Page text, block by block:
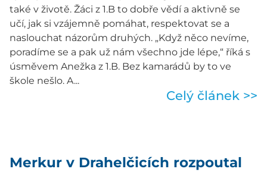
také v životě. Žáci z 1.B to dobře vědí a aktivně se
učí, jak si vzájemně pomáhat, respektovat se a
naslouchat názorům druhých. „Když něco nevíme,
poradíme se a pak už nám všechno jde lépe,“ říká s
úsměvem Anežka z 1.B. Bez kamarádů by to ve
škole nešlo. A...
Celý článek >>
Merkur v Drahelčicích rozpoutal